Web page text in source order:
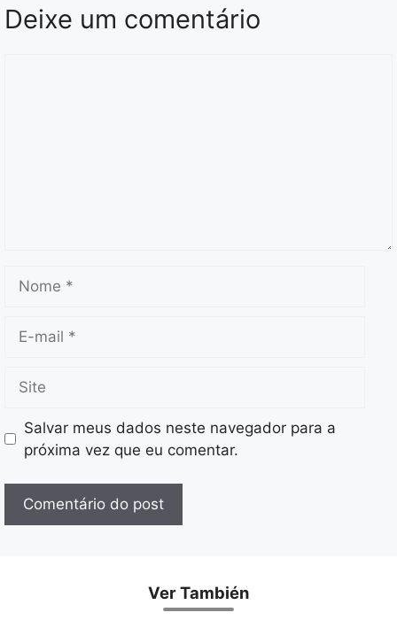
Deixe um comentário
mail
Salvar meus dados neste navegador para a
próxima vez que eu comentar.
Ver También